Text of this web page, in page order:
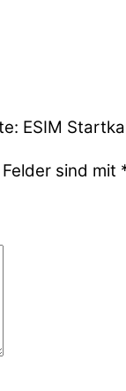
ESIM
sind mit